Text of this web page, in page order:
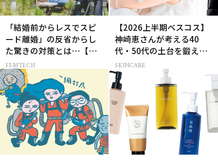
「結婚前からレスでスピ
ード離婚」の反省からし
た驚きの対策とは…【セ
ックスレス AND THE
CITY -女たちの告白-】
FEMTECH
【2026上半期ベスコス】
神崎恵さんが考える40
代・50代の土台を鍛える
肌投資名品
SKINCARE